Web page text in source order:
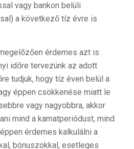
vagy bankon belüli
a következő tíz évre is
érdemes azt is
időre tervezünk az adott
tudjuk, hogy tíz éven belül a
éppen csökkenése miatt le
vagy nagyobbra, akkor
mind a kamatperiódust, mind
érdemes kalkulálni a
bónuszokkal, esetleges